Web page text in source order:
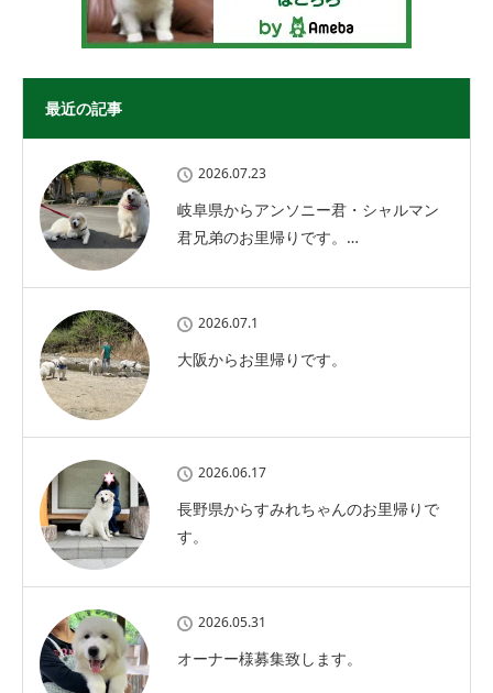
最近の記事
2026.07.23
岐阜県からアンソニー君・シャルマン
君兄弟のお里帰りです。…
2026.07.1
大阪からお里帰りです。
2026.06.17
長野県からすみれちゃんのお里帰りで
す。
2026.05.31
オーナー様募集致します。